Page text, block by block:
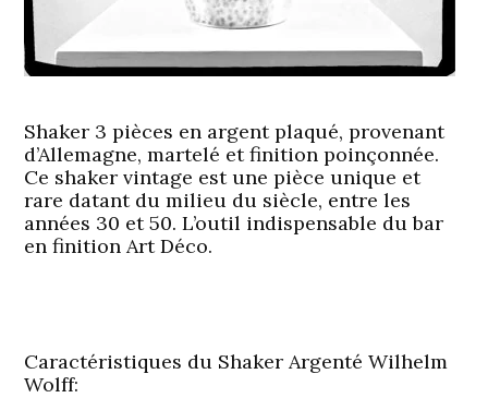
Shaker 3 pièces en argent plaqué, provenant
d’Allemagne, martelé et finition poinçonnée.
Ce shaker vintage est une pièce unique et
rare datant du milieu du siècle, entre les
années 30 et 50. L’outil indispensable du bar
en finition Art Déco.
Caractéristiques du Shaker Argenté Wilhelm
Wolff: